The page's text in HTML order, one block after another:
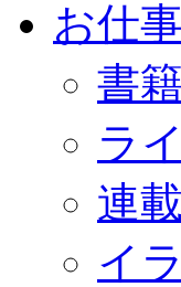
お仕事
書籍
ラ
連載
イ